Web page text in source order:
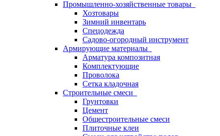
Промышленно-хозяйственные товары
Хозтовары
Зимний инвентарь
Спецодежда
Садово-огородный инструмент
Армирующие материалы
Арматура композитная
Комплектующие
Проволока
Сетка кладочная
Строительные смеси
Грунтовки
Цемент
Общестроительные смеси
Плиточные клеи